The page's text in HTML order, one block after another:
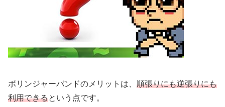
ボリンジャーバンドのメリットは、 順張りにも逆張りにも
利用できるという点です。